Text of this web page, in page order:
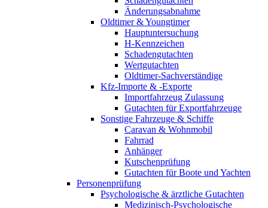
Änderungsabnahme
Oldtimer & Youngtimer
Hauptuntersuchung
H-Kennzeichen
Schadengutachten
Wertgutachten
Oldtimer-Sachverständige
Kfz-Importe & -Exporte
Importfahrzeug Zulassung
Gutachten für Exportfahrzeuge
Sonstige Fahrzeuge & Schiffe
Caravan & Wohnmobil
Fahrrad
Anhänger
Kutschenprüfung
Gutachten für Boote und Yachten
Personenprüfung
Psychologische & ärztliche Gutachten
Medizinisch-Psychologische